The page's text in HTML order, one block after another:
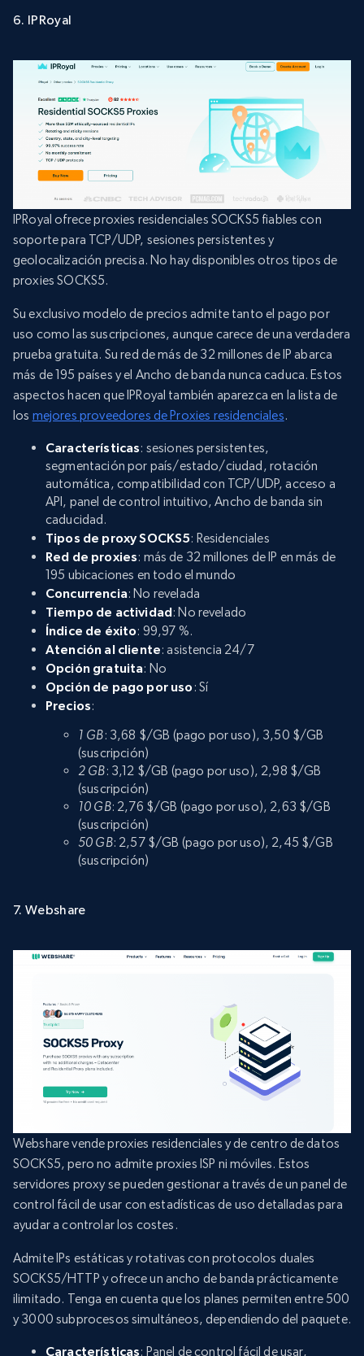
6. IPRoyal
IPRoyal ofrece proxies residenciales SOCKS5 fiables con
soporte para TCP/UDP, sesiones persistentes y
geolocalización precisa. No hay disponibles otros tipos de
proxies SOCKS5.
Su exclusivo modelo de precios admite tanto el pago por
uso como las suscripciones, aunque carece de una verdadera
prueba gratuita. Su red de más de 32 millones de IP abarca
más de 195 países y el Ancho de banda nunca caduca. Estos
aspectos hacen que IPRoyal también aparezca en la lista de
los mejores proveedores de Proxies residenciales.
Características: sesiones persistentes,
segmentación por país/estado/ciudad, rotación
automática, compatibilidad con TCP/UDP, acceso a
API, panel de control intuitivo, Ancho de banda sin
caducidad.
Tipos de proxy SOCKS5: Residenciales
Red de proxies: más de 32 millones de IP en más de
195 ubicaciones en todo el mundo
Concurrencia: No revelada
Tiempo de actividad: No revelado
Índice de éxito: 99,97 %.
Atención al cliente: asistencia 24/7
Opción gratuita: No
Opción de pago por uso : Sí
Precios:
1 GB: 3,68 $/GB (pago por uso), 3,50 $/GB
(suscripción)
2 GB: 3,12 $/GB (pago por uso), 2,98 $/GB
(suscripción)
10 GB: 2,76 $/GB (pago por uso), 2,63 $/GB
(suscripción)
50 GB: 2,57 $/GB (pago por uso), 2,45 $/GB
(suscripción)
7. Webshare
Webshare vende proxies residenciales y de centro de datos
SOCKS5, pero no admite proxies ISP ni móviles. Estos
servidores proxy se pueden gestionar a través de un panel de
control fácil de usar con estadísticas de uso detalladas para
ayudar a controlar los costes.
Admite IPs estáticas y rotativas con protocolos duales
SOCKS5/HTTP y ofrece un ancho de banda prácticamente
ilimitado. Tenga en cuenta que los planes permiten entre 500
y 3000 subprocesos simultáneos, dependiendo del paquete.
Características: Panel de control fácil de usar,